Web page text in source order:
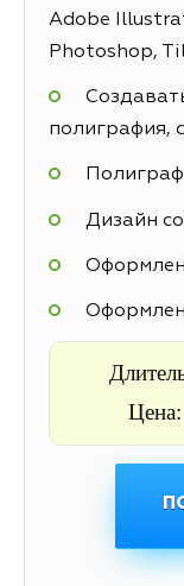
Adobe
Photoshop,
полиграфия,
Дизайн
Цена: